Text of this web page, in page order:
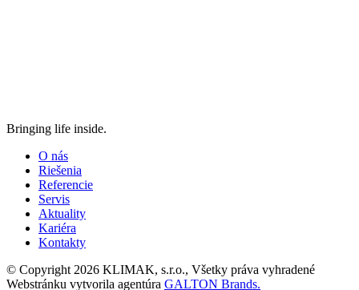
Bringing life inside.
O nás
Riešenia
Referencie
Servis
Aktuality
Kariéra
Kontakty
© Copyright 2026 KLIMAK, s.r.o., Všetky práva vyhradené
Webstránku vytvorila agentúra GALTON Brands.